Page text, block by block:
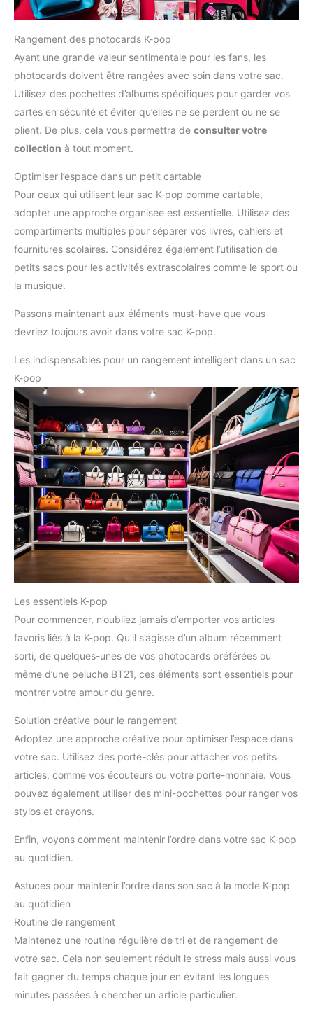
Rangement des photocards K-pop
Ayant une grande valeur sentimentale pour les fans, les
photocards doivent être rangées avec soin dans votre sac.
Utilisez des pochettes d’albums spécifiques pour garder vos
cartes en sécurité et éviter qu’elles ne se perdent ou ne se
plient. De plus, cela vous permettra de consulter votre
collection à tout moment.
Optimiser l’espace dans un petit cartable
Pour ceux qui utilisent leur sac K-pop comme cartable,
adopter une approche organisée est essentielle. Utilisez des
compartiments multiples pour séparer vos livres, cahiers et
fournitures scolaires. Considérez également l’utilisation de
petits sacs pour les activités extrascolaires comme le sport ou
la musique.
Passons maintenant aux éléments must-have que vous
devriez toujours avoir dans votre sac K-pop.
Les indispensables pour un rangement intelligent dans un sac
K-pop
Les essentiels K-pop
Pour commencer, n’oubliez jamais d’emporter vos articles
favoris liés à la K-pop. Qu’il s’agisse d’un album récemment
sorti, de quelques-unes de vos photocards préférées ou
même d’une peluche BT21, ces éléments sont essentiels pour
montrer votre amour du genre.
Solution créative pour le rangement
Adoptez une approche créative pour optimiser l’espace dans
votre sac. Utilisez des porte-clés pour attacher vos petits
articles, comme vos écouteurs ou votre porte-monnaie. Vous
pouvez également utiliser des mini-pochettes pour ranger vos
stylos et crayons.
Enfin, voyons comment maintenir l’ordre dans votre sac K-pop
au quotidien.
Astuces pour maintenir l’ordre dans son sac à la mode K-pop
au quotidien
Routine de rangement
Maintenez une routine régulière de tri et de rangement de
votre sac. Cela non seulement réduit le stress mais aussi vous
fait gagner du temps chaque jour en évitant les longues
minutes passées à chercher un article particulier.